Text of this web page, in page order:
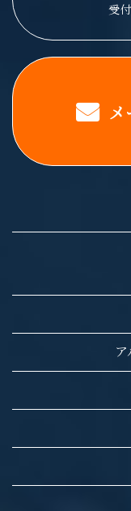
受
メ